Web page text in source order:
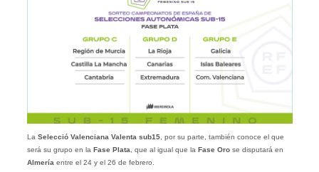
La Selecció Valenciana Valenta sub15, por su parte, también conoce el que
será su grupo en la Fase Plata, que al igual que laFase Oro se disputará en
Almeríaentre el 24 y el 26 de febrero.